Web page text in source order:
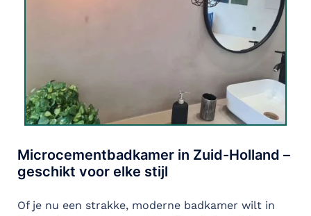
Microcementbadkamer in Zuid-Holland –
geschikt voor elke stijl
Of je nu een strakke, moderne badkamer wilt in